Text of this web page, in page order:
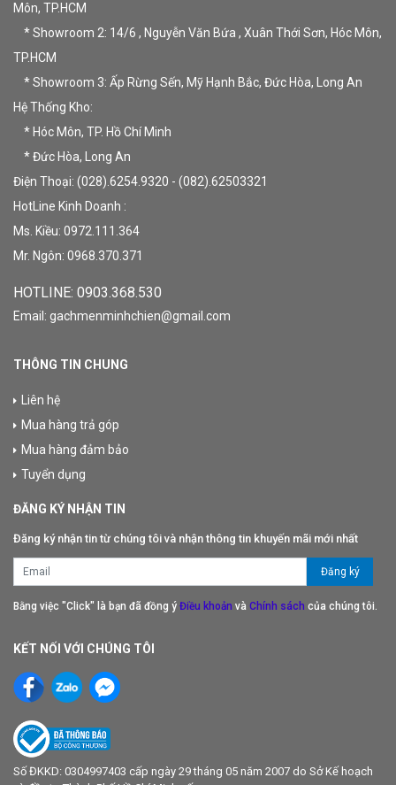
Môn, TP.HCM
* Showroom 2: 14/6 , Nguyễn Văn Bứa , Xuân Thới Sơn, Hóc Môn,
TP.HCM
* Showroom 3: Ấp Rừng Sến, Mỹ Hạnh Bắc, Đức Hòa, Long An
Hệ Thống Kho:
* Hóc Môn, TP. Hồ Chí Minh
* Đức Hòa, Long An
Điện Thoại: (028).6254.9320 - (082).62503321
HotLine Kinh Doanh :
Ms. Kiều: 0972.111.364
Mr. Ngôn: 0968.370.371
HOTLINE: 0903.368.530
Email: gachmenminhchien@gmail.com
THÔNG TIN CHUNG
Liên hệ
Mua hàng trả góp
Mua hàng đảm bảo
Tuyển dụng
ĐĂNG KÝ NHẬN TIN
Đăng ký nhận tin từ chúng tôi và nhận thông tin khuyến mãi mới nhất
Bằng việc "Click" là bạn đã đồng ý Điều khoản và Chính sách của chúng tôi.
KẾT NỐI VỚI CHÚNG TÔI
Số ĐKKD: 0304997403 cấp ngày 29 tháng 05 năm 2007 do Sở Kế hoạch